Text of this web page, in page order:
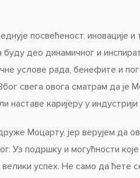
посвећеност, иновације
буду део динамичног и
услове рада, бенефите и
свега овога сматрам да је
наставе каријеру у
Моцарту, јер верујем да
Уз подршку и могућности
успех. Не само да ћете